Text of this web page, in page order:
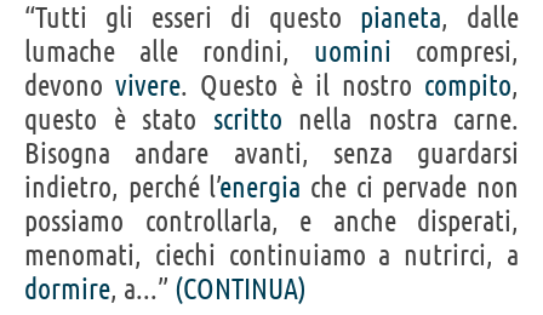
“Tutti gli esseri di questo pianeta, dalle
lumache alle rondini, uomini compresi,
devonovivere. Questo è il nostro compito,
questo è stato scritto nella nostra carne.
Bisogna andare avanti, senza guardarsi
indietro, perché l’energia che ci pervade non
possiamo controllarla, e anche disperati,
menomati, ciechi continuiamo a nutrirci, a
dormire, a...” (CONTINUA)